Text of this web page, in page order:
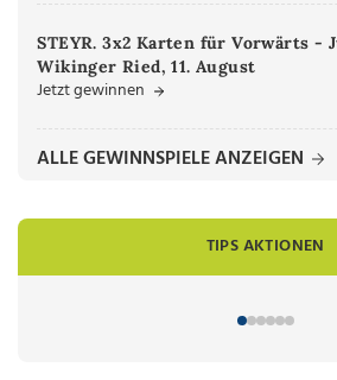
STEYR. 3x2 Karten für Vorwärts -
Wikinger Ried, 11. August
Jetzt gewinnen
ALLE GEWINNSPIELE ANZEIGEN
TIPS AKTIONEN